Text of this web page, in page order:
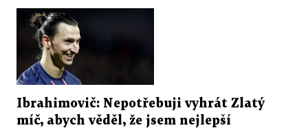
Ibrahimovič: Nepotřebuji vyhrát Zlatý
míč, abych věděl, že jsem nejlepší